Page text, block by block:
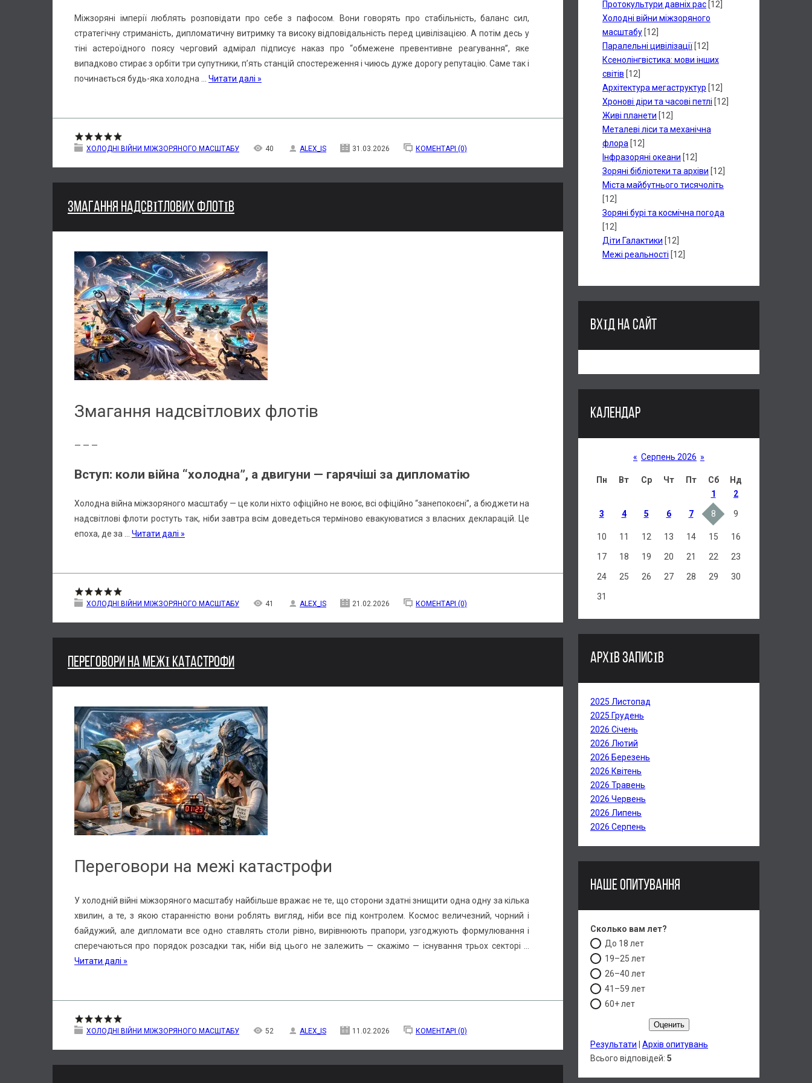
Міжзоряні імперії люблять розповідати про себе з пафосом. Вони говорять про стабільність, баланс сил,
стратегічну стриманість, дипломатичну витримку та високу відповідальність перед цивілізацією. А потім десь у
тіні астероїдного поясу черговий адмірал підписує наказ про “обмежене превентивне реагування”, яке
випадково стирає з орбіти три супутники, п’ять станцій спостереження і чиюсь дуже дорогу репутацію. Саме так і
починається будь-яка холодна
Читати далі »
ХОЛОДНІ ВІЙНИ МІЖЗОРЯНОГО МАСШТАБУ 40 ALEX_IS 31.03.2026 КОМЕНТАРІ (0)
ЗМАГАННЯ НАДСВІТЛОВИХ ФЛОТІВ
Змагання надсвітлових флотів
— — —
Вступ: коли війна “холодна”, а двигуни — гарячіші за дипломатію
Холодна війна міжзоряного масштабу — це коли ніхто офіційно не воює, всі офіційно “занепокоєні”, а бюджети на
надсвітлові флоти ростуть так, ніби завтра всім доведеться терміново евакуюватися з власних декларацій. Це
епоха, де за ... Читати далі »
ХОЛОДНІ ВІЙНИ МІЖЗОРЯНОГО МАСШТАБУ 41 ALEX_IS 21.02.2026 КОМЕНТАРІ (0)
ПЕРЕГОВОРИ НА МЕЖІ КАТАСТРОФИ
Переговори на межі катастрофи
У холодній війні міжзоряного масштабу найбільше вражає не те, що сторони здатні знищити одна одну за кілька
хвилин, а те, з якою старанністю вони роблять вигляд, ніби все під контролем. Космос величезний, чорний і
байдужий, але дипломати все одно ставлять столи рівно, вирівнюють прапори, узгоджують формулювання і
сперечаються про порядок розсадки так, ніби від цього не залежить — скажімо — існування трьох секторі
Читати далі »
ХОЛОДНІ ВІЙНИ МІЖЗОРЯНОГО МАСШТАБУ 52 ALEX_IS 11.02.2026 КОМЕНТАРІ (0)
Протокультури давніх рас [12]
Холодні війни міжзоряного
масштабу [12]
Паралельні цивілізації [12]
Ксенолінгвістика: мови інших
світів [12]
Архітектура мегаструктур [12]
Хронові діри та часові петлі [12]
Живі планети [12]
Металеві ліси та механічна
флора [12]
Інфразоряні океани [12]
Зоряні бібліотеки та архіви [12]
Міста майбутнього тисячоліть
[12]
Зоряні бурі та космічна погода
[12]
Діти Галактики [12]
Межі реальності [12]
ВХІД НА САЙТ
КАЛЕНДАР
« Серпень 2026 »
Пн Вт Ср Чт Пт Сб
Нд
1
2
3 4 5 6 7 8 9
10 11 12 13 14 15 16
17 18 19 20 21 22 23
24 25 26 27 28 29 30
31
АРХІВ ЗАПИСІВ
2025 Листопад
2025 Грудень
2026 Січень
2026 Лютий
2026 Березень
2026 Квітень
2026 Травень
2026 Червень
2026 Липень
2026 Серпень
НАШЕ ОПИТУВАННЯ
Сколько вам лет?
До 18 лет
19–25 лет
26–40 лет
41–59 лет
60+ лет
Результати
Архів опитувань
Всього відповідей: 5